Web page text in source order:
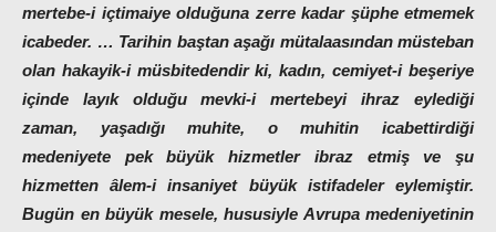
mertebe-i içtimaiye olduğuna zerre kadar şüphe etmemek
icabeder. … Tarihin baştan aşağı mütalaasından müsteban
olan hakayik-i müsbitedendir ki, kadın, cemiyet-i beşeriye
içinde layık olduğu mevki-i mertebeyi ihraz eylediği
zaman, yaşadığı muhite, o muhitin icabettirdiği
medeniyete pek büyük hizmetler ibraz etmiş ve şu
hizmetten âlem-i insaniyet büyük istifadeler eylemiştir.
Bugün en büyük mesele, hususiyle Avrupa medeniyetinin